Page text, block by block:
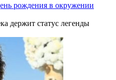
рождения в окружении
держит статус легенды